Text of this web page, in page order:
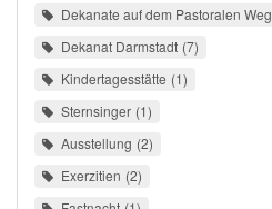
Dekanate auf dem Pastoralen Weg
Dekanat Darmstadt 7
Kindertagesstätte 1
Sternsinger 1
Ausstellung 2
Exerzitien 2